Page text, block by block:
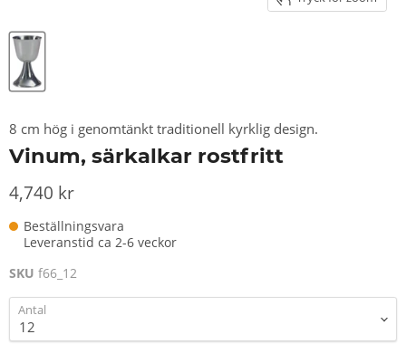
8 cm hög i genomtänkt traditionell kyrklig design.
Vinum, särkalkar rostfritt
4,740 kr
Beställningsvara
Leveranstid ca 2-6 veckor
SKU f66_12
Antal